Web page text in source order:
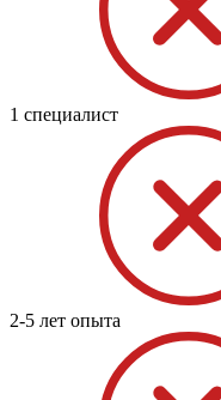
1 специалист
2-5 лет опыта